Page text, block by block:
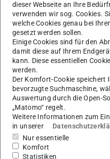
J. Breitkopf, M. Gugat, S.
Optimal Boundary
Networks of Quasilinear
Balance Laws, Preprint
PDF
J. Breitkopf, S. Ulbrich: A
Optimal Control of the
for Hyperbolic Systems of
2025
PDF
Vorträge
dieser Webseite an Ihre
verwenden wir sog. Cookies.
welche Cookies genau bei
gesetzt werden sollen.
Einige Cookies sind für den
damit diese auf Ihrem
kann. Diese essentiellen
werden.
Der Komfort-Cookie speichert
bevorzugte Suchmaschine,
Auswertung durch die Open-
„Matomo“ regelt.
Weitere Informationen zum
in unserer
Nur essentielle
Komfort
Statistiken